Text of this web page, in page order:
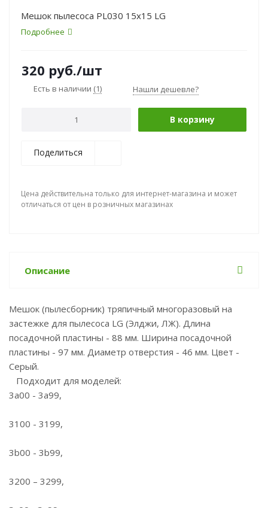
Мешок пылесоса PL030 15х15 LG
Подробнее
320 руб./шт
Есть в наличии (1) Нашли дешевле?
В корзину
Поделиться
Цена действительна только для интернет-магазина и может
отличаться от цен в розничных магазинах
Описание
Мешок (пылесборник) тряпичный многоразовый на
застежке для пылесоса LG (Элджи, ЛЖ). Длина
посадочной пластины - 88 мм. Ширина посадочной
пластины - 97 мм. Диаметр отверстия - 46 мм. Цвет -
Серый.
Подходит для моделей:
3a00 - 3a99,
3100 - 3199,
3b00 - 3b99,
3200 – 3299,